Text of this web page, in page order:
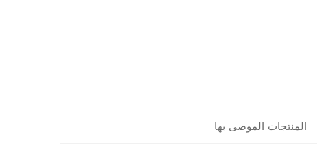
المنتجات الموصى بها